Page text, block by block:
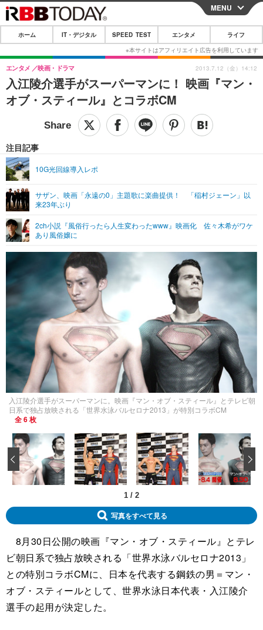
CLOSE
ホーム
IT・デジタル
IT・デジタルTOP スマートフォン
ショッピング その他
SPEED TEST
エンタメTOP 映画・ドラマ
グラビア
ショッピング その他
ライフTOP
その他
リリース一覧
プッシュ通知の停止方法
MENU
ホーム IT・デジタル SPEED TEST エンタメ ライフ
入江陵介選手がスーパーマンに！ 映画『マン・
オブ・スティール』とコラボCM
エンタメ 映画・ドラマ
注目記事
10G光回線導入レポ
サザン、映画「永遠の0」主題歌に楽曲提供！ 「稲村ジェーン」以
来23年ぶり
2ch小説『風俗行ったら人生変わったwww』映画化 佐々木希がワケ
あり風俗嬢に
2013.7.12（金）14:12
入江陵介選手がスーパーマンに。映画『マン・オブ・スティール』とテレビ朝
日系で独占放映される「世界水泳バルセロナ2013」が特別コラボCM
全 6 枚
1 / 2
‹
写真をすべて見る
8月30日公開の映画『マン・オブ・スティール』とテレ
ビ朝日系で独占放映される「世界水泳バルセロナ2013」
との特別コラボCMに、日本を代表する鋼鉄の男＝マン・
オブ・スティールとして、世界水泳日本代表・入江陵介
選手の起用が決定した。